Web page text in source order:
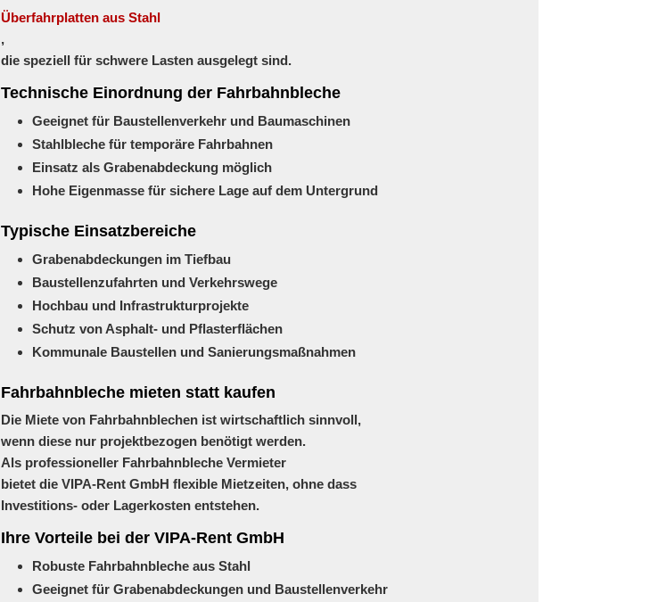
Überfahrplatten aus Stahl
,
die speziell für schwere Lasten ausgelegt sind.
Technische Einordnung der Fahrbahnbleche
Geeignet für Baustellenverkehr und Baumaschinen
Stahlbleche für temporäre Fahrbahnen
Einsatz als Grabenabdeckung möglich
Hohe Eigenmasse für sichere Lage auf dem Untergrund
Typische Einsatzbereiche
Grabenabdeckungen im Tiefbau
Baustellenzufahrten und Verkehrswege
Hochbau und Infrastrukturprojekte
Schutz von Asphalt- und Pflasterflächen
Kommunale Baustellen und Sanierungsmaßnahmen
Fahrbahnbleche mieten statt kaufen
Die Miete von Fahrbahnblechen ist wirtschaftlich sinnvoll,
wenn diese nur projektbezogen benötigt werden.
Als professioneller Fahrbahnbleche Vermieter
bietet die VIPA-Rent GmbH flexible Mietzeiten, ohne dass
Investitions- oder Lagerkosten entstehen.
Ihre Vorteile bei der VIPA-Rent GmbH
Robuste Fahrbahnbleche aus Stahl
Geeignet für Grabenabdeckungen und Baustellenverkehr